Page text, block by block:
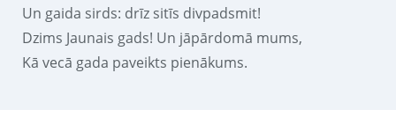
Un gaida sirds: drīz sitīs divpadsmit!
Dzims Jaunais gads! Un jāpārdomā mums,
Kā vecā gada paveikts pienākums.